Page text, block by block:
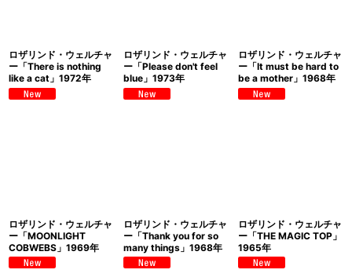
ロザリンド・ウェルチャ
ー「There is nothing
like a cat」1972年
ロザリンド・ウェルチャ
ー「Please don't feel
blue」1973年
ロザリンド・ウェルチャ
ー「It must be hard to
be a mother」1968年
ロザリンド・ウェルチャ
ー「MOONLIGHT
COBWEBS」1969年
ロザリンド・ウェルチャ
ー「Thank you for so
many things」1968年
ロザリンド・ウェルチャ
ー「THE MAGIC TOP」
1965年